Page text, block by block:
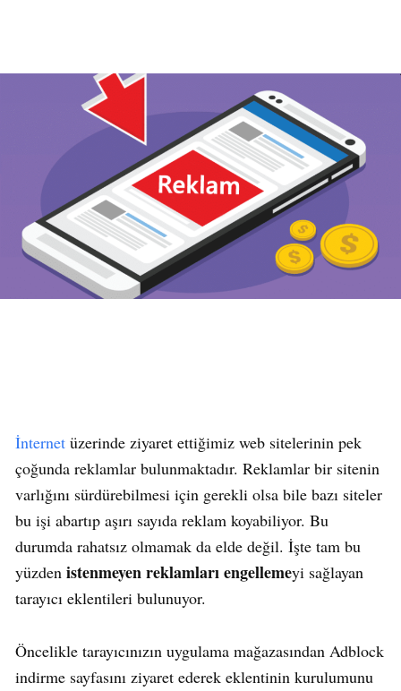
İnternet üzerinde ziyaret ettiğimiz web sitelerinin pek
çoğunda reklamlar bulunmaktadır. Reklamlar bir sitenin
varlığını sürdürebilmesi için gerekli olsa bile bazı siteler
bu işi abartıp aşırı sayıda reklam koyabiliyor. Bu
durumda rahatsız olmamak da elde değil. İşte tam bu
yüzden istenmeyen reklamları engellemeyi sağlayan
tarayıcı eklentileri bulunuyor.
Öncelikle tarayıcınızın uygulama mağazasından Adblock
indirme sayfasını ziyaret ederek eklentinin kurulumunu